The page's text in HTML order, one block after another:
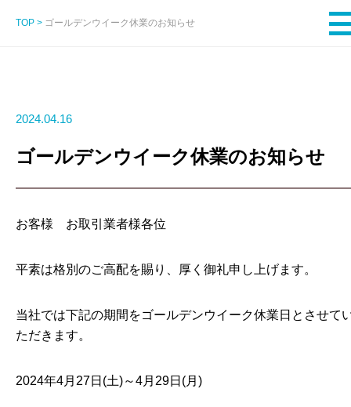
TOP > ゴールデンウイーク休業のお知らせ
2024.04.16
ゴールデンウイーク休業のお知らせ
お客様 お取引業者様各位
平素は格別のご高配を賜り、厚く御礼申し上げます。
当社では下記の期間をゴールデンウイーク休業日とさせて
ただきます。
2024年4月27日(土)～4月29日(月)